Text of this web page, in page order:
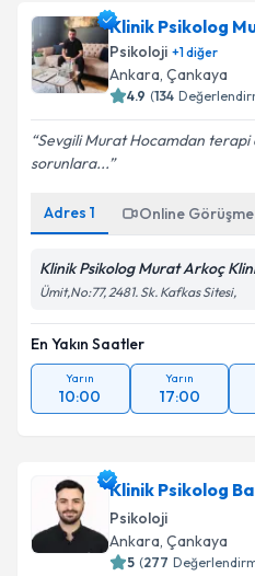
Klinik Psikolog
Psikoloji +1diğer
Ankara, Çankaya
4.9 (134
Sevgili Murat Hocamdan terapi
sorunlara...
Adres 1 Online Görüşme
Klinik Psikolog Murat Arkoç
Ümit,No:77, 2481. Sk. Kafkas Sitesi,
En Yakın Saatler
Yarın
10:00
Yarın
17:00
Klinik Psikolog
Psikoloji
Ankara, Çankaya
5 (277